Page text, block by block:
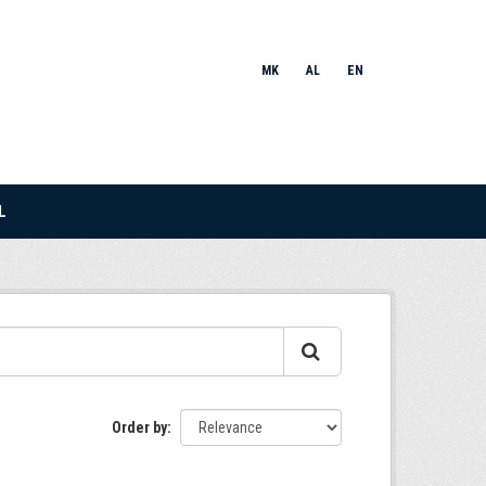
MK AL EN
Order by